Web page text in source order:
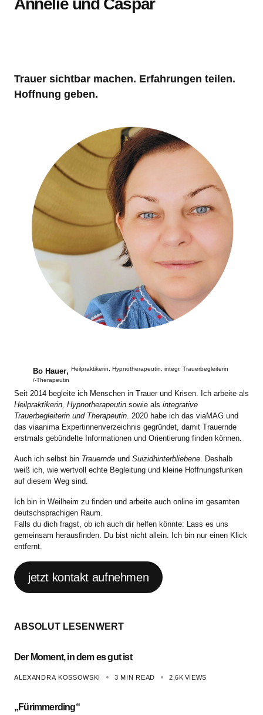
Annelie und Caspar
Trauer sichtbar machen. Erfahrungen teilen.
Hoffnung geben.
Bo Hauer, Heilpraktikerin, Hypnotherapeutin, integr. Trauerbegleiterin
/-Therapeutin
Seit 2014 begleite ich Menschen in Trauer und Krisen. Ich arbeite als
Heilpraktikerin, Hypnotherapeutin sowie als integrative
Trauerbegleiterin und Therapeutin. 2020 habe ich das viaMAG und
das viaanima Expertinnenverzeichnis gegründet, damit Trauernde
erstmals gebündelte Informationen und Orientierung finden können.
Auch ich selbst bin Trauernde und Suizidhinterbliebene. Deshalb
weiß ich, wie wertvoll echte Begleitung und kleine Hoffnungsfunken
auf diesem Weg sind.
Ich bin in Weilheim zu finden und arbeite auch online im gesamten
deutschsprachigen Raum.
Falls du dich fragst, ob ich auch dir helfen könnte: Lass es uns
gemeinsam herausfinden. Du bist nicht allein. Ich bin nur einen Klick
entfernt.
jetzt kontakt aufnehmen
ABSOLUT LESENWERT
Der Moment, in dem es gut ist
ALEXANDRA KOSSOWSKI 3 MIN READ 2,6K VIEWS
„Fürimmerding“